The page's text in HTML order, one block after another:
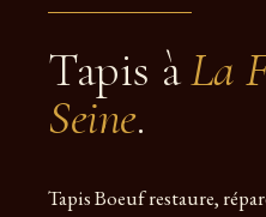
Tapis àLa
Seine.
Tapis Boeuf restaure,